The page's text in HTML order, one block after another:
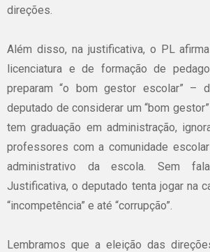
direções.
Além disso, na justificativa, o PL
licenciatura e de formação de
preparam “o bom gestor escolar” –
deputado de considerar um “bom
tem graduação em administração,
professores com a comunidade
administrativo da escola. Sem
Justificativa, o deputado tenta jogar na
“incompetência” e até “corrupção”.
Lembramos que a eleição das